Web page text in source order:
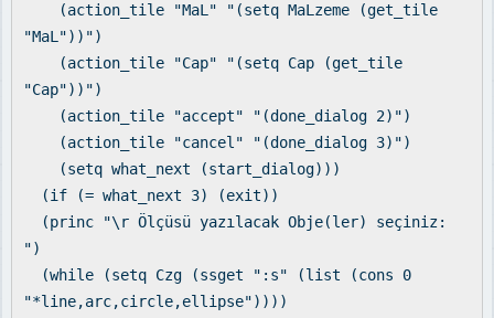
(action_tile "MaL" "(setq MaLzeme (get_tile
"MaL"))")
(action_tile "Cap" "(setq Cap (get_tile
"Cap"))")
(action_tile "accept" "(done_dialog 2)")
(action_tile "cancel" "(done_dialog 3)")
(setq what_next (start_dialog)))
(if (= what_next 3) (exit))
(princ "\r Ölçüsü yazılacak Obje(ler) seçiniz:
")
(while (setq Czg (ssget ":s" (list (cons 0
"*line,arc,circle,ellipse"))))